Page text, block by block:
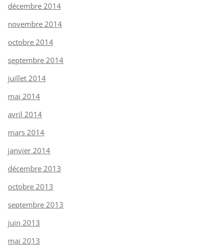
décembre 2014
novembre 2014
octobre 2014
septembre 2014
juillet 2014
mai 2014
avril 2014
mars 2014
janvier 2014
décembre 2013
octobre 2013
septembre 2013
juin 2013
mai 2013